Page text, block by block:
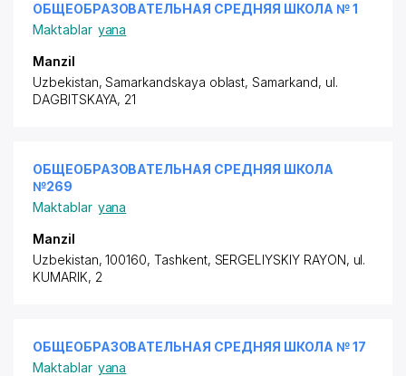
ОБЩЕОБРАЗОВАТЕЛЬНАЯ СРЕДНЯЯ ШКОЛА № 1
Maktablar yana
Manzil
Uzbekistan, Samarkandskaya oblast, Samarkand, ul.
DAGBITSKAYA, 21
ОБЩЕОБРАЗОВАТЕЛЬНАЯ СРЕДНЯЯ ШКОЛА
№269
Maktablar yana
Manzil
Uzbekistan, 100160, Tashkent, SERGELIYSKIY RAYON, ul.
KUMARIK, 2
ОБЩЕОБРАЗОВАТЕЛЬНАЯ СРЕДНЯЯ ШКОЛА № 17
Maktablar yana